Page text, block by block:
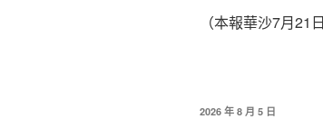
（本報華沙7月21
發
2026 年 8 月 5 日